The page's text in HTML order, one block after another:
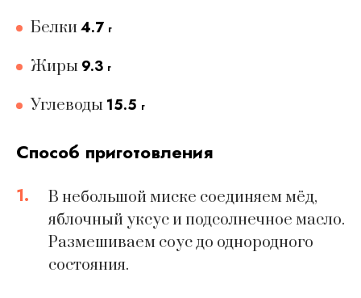
Белки 4.7 г
Жиры 9.3 г
Углеводы 15.5 г
Способ приготовления
1.
В небольшой миске соединяем мёд,
яблочный уксус и подсолнечное масло.
Размешиваем соус до однородного
состояния.